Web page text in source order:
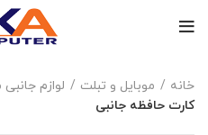
خانه موبایل و تبلت
لوازم
کارت حافظه جانبی